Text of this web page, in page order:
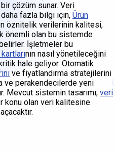
çözüm sunar. Veri
fazla bilgi için, Ürün
öznitelik verilerinin kalitesi,
önemli olan bu sistemde
İşletmeler bu
nın nasıl yönetileceğini
hale geliyor. Otomatik
ve fiyatlandırma stratejilerini
ve perakendecilerde yeni
Mevcut sistemin tasarımı, veri
konu olan veri kalitesine